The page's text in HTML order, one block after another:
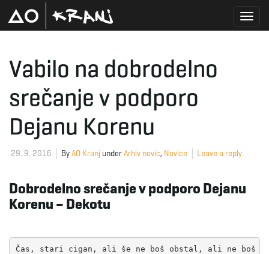
l
Vabilo na dobrodelno
srečanje v podporo
Dejanu Korenu
29. 9. 2016 ByAO Kranj underArhiv novic, Novice Leave a reply
Dobrodelno srečanje v podporo Dejanu
Korenu – Dekotu
Čas, stari cigan, ali še ne boš obstal, ali ne boš